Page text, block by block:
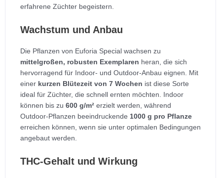
erfahrene Züchter begeistern.
Wachstum und Anbau
Die Pflanzen von Euforia Special wachsen zu
mittelgroßen, robusten Exemplaren heran, die sich
hervorragend für Indoor- und Outdoor-Anbau eignen. Mit
einer kurzen Blütezeit von 7 Wochen ist diese Sorte
ideal für Züchter, die schnell ernten möchten. Indoor
können bis zu 600 g/m² erzielt werden, während
Outdoor-Pflanzen beeindruckende 1000 g pro Pflanze
erreichen können, wenn sie unter optimalen Bedingungen
angebaut werden.
THC-Gehalt und Wirkung